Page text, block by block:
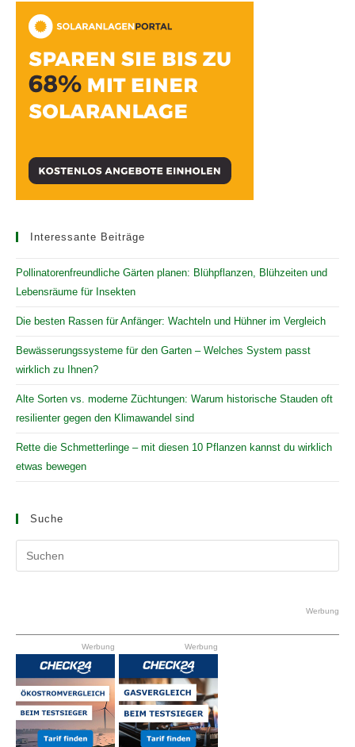
Interessante Beiträge
Pollinatorenfreundliche Gärten planen: Blühpflanzen, Blühzeiten und
Lebensräume für Insekten
Die besten Rassen für Anfänger: Wachteln und Hühner im Vergleich
Bewässerungssysteme für den Garten – Welches System passt
wirklich zu Ihnen?
Alte Sorten vs. moderne Züchtungen: Warum historische Stauden oft
resilienter gegen den Klimawandel sind
Rette die Schmetterlinge – mit diesen 10 Pflanzen kannst du wirklich
etwas bewegen
Suche
the
Werbung
Werbung Werbung